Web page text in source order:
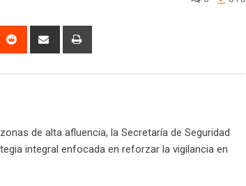
Reddit
Share
de alta afluencia, la Secretaría de Seguridad
integral enfocada en reforzar la vigilancia en